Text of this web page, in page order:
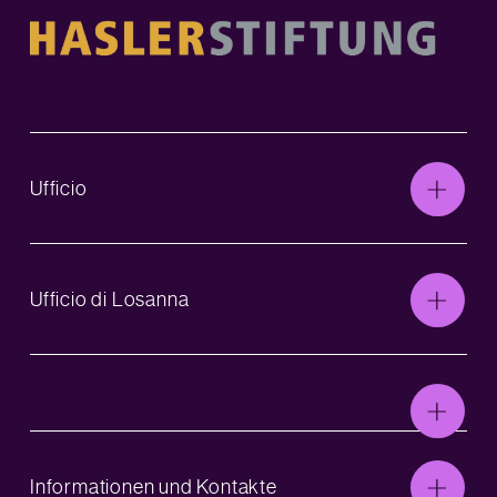
Ufficio
Ufficio di Losanna
Informationen und Kontakte